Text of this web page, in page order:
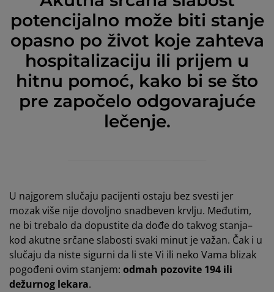
potencijalno može biti stanje
opasno po život koje zahteva
hospitalizaciju ili prijem u
hitnu pomoć, kako bi se što
pre započelo odgovarajuće
lečenje.
U najgorem slučaju pacijenti ostaju bez svesti jer
mozak više nije dovoljno snadbeven krvlju. Međutim,
ne bi trebalo da dopustite da dođe do takvog stanja–
kod akutne srčane slabosti svaki minut je važan. Čak i u
slučaju da niste sigurni da li ste Vi ili neko Vama blizak
pogođeni ovim stanjem: odmah pozovite 194 ili
dežurnog lekara.